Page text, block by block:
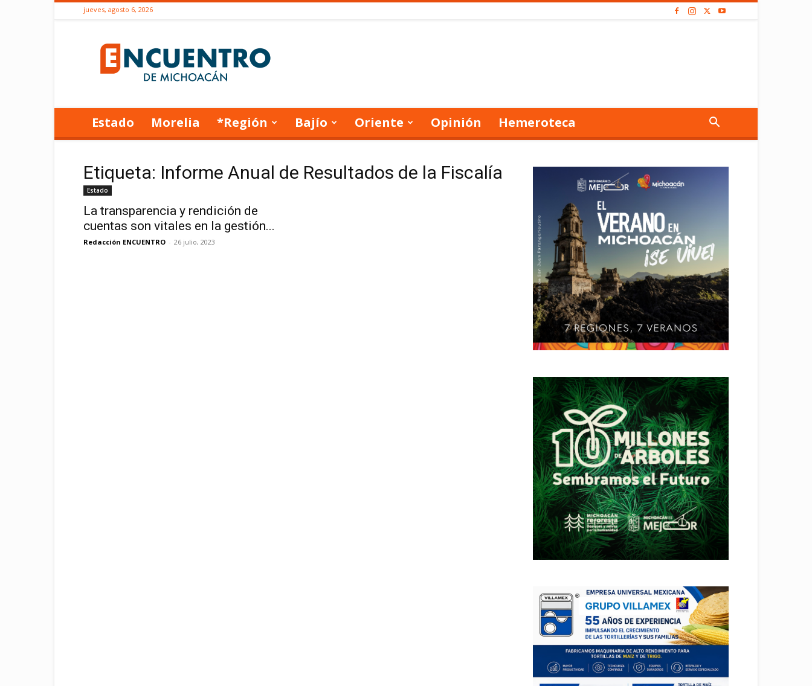
jueves, agosto 6, 2026
de
Michoacán
Estado Morelia *Región Bajío Oriente Opinión Hemeroteca
Etiqueta: Informe Anual de Resultados de la Fiscalía
Estado
La transparencia y rendición de
cuentas son vitales en la gestión...
Redacción ENCUENTRO - 26 julio, 2023